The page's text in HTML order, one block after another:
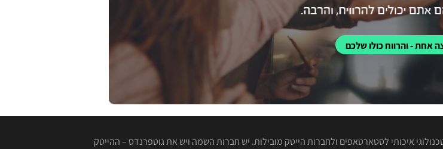
אחת - והרווח כולו שלכם
איכותי לסטארטאפים ולחברות הייטק מובילות. יש חברות השמה ויש את גוטפרנדס – ההייטק